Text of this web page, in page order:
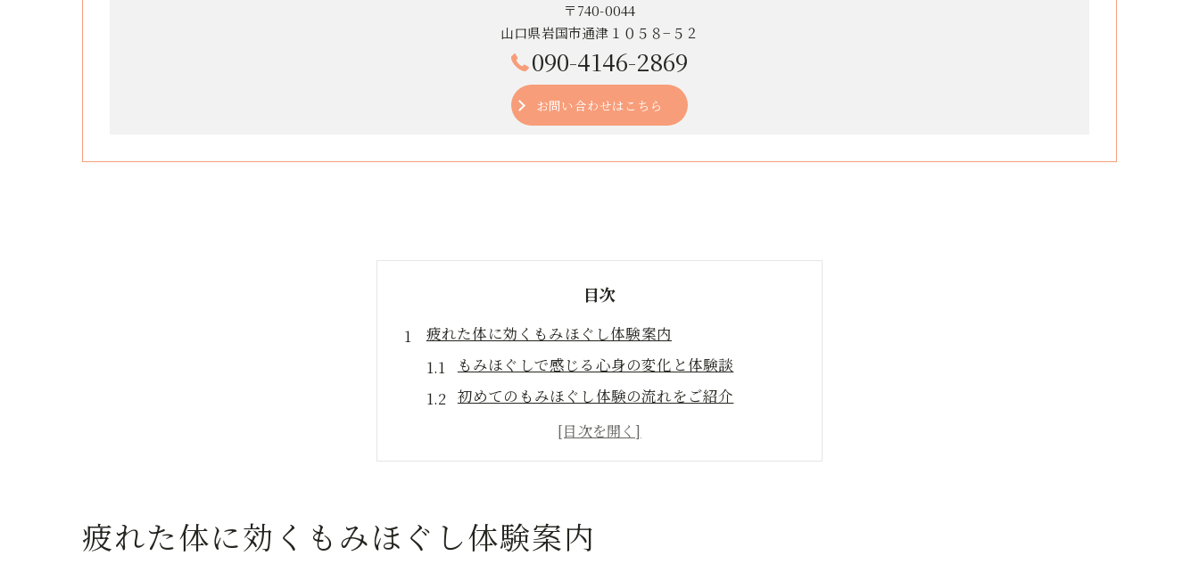
〒740-0044
山口県岩国市通津１０５８−５２
090-4146-2869
お問い合わせはこちら
目次
疲れた体に効くもみほぐし体験案内
もみほぐしで感じる心身の変化と体験談
初めてのもみほぐし体験の流れをご紹介
もみほぐしが疲れやストレスに効く理由
体調や悩みに合わせたもみほぐし選び方
心地よいもみほぐしが叶える癒やし術
もみほぐしで心地よい癒やしを味わう工夫
疲れた体に効くもみほぐし体験案内